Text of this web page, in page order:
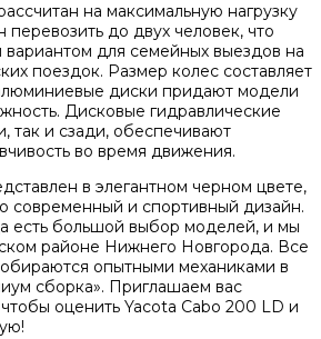
на максимальную нагрузку
до двух человек, что
вариантом для семейных выездов на
поездок. Размер колес составляет
диски придают модели
Дисковые гидравлические
так и сзади, обеспечивают
во время движения.
в элегантном черном цвете,
современный и спортивный дизайн.
есть большой выбор моделей, и мы
районе Нижнего Новгорода. Все
опытными механиками в
сборка». Приглашаем вас
оценить Yacota Cabo 200 LD и